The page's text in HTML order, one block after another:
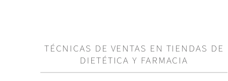
TÉCNICAS DE VENTAS EN TIENDAS DE
DIETÉTICA Y FARMACIA